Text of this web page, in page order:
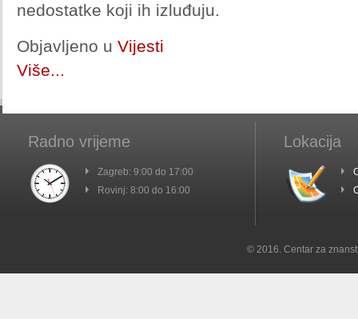
nedostatke koji ih izluđuju.
Objavljeno u Vijesti
Više...
Radno vrijeme
Zagreb: 9:00 do 17:00
Rovinj: 8:00 do 16:00
Lokacija
© 2016. Centar za